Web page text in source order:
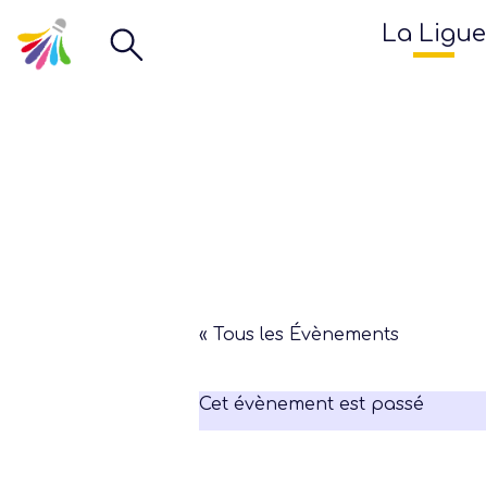
La Ligue
« Tous les Évènements
Cet évènement est passé